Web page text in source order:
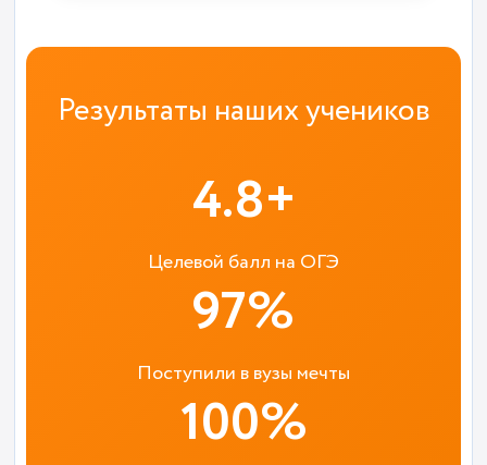
Результаты наших учеников
4.8+
Целевой балл на ОГЭ
97%
Поступили в вузы мечты
100%